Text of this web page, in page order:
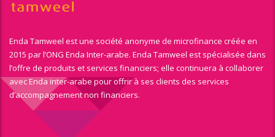
Enda Tamweel est une société anonyme de microfinance créée en
2015 par l’ONG Enda Inter-arabe. Enda Tamweel est spécialisée dans
l’offre de produits et services financiers; elle continuera à collaborer
avec Enda inter-arabe pour offrir à ses clients des services
d’accompagnement non financiers.